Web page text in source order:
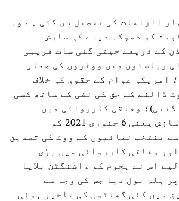
الزامات کی تفصیل دی گئی ہے وہ
کو دھوکہ دینے کی سازش
کے ذریعے جیتی گئی سات قریبی
ریاستوں میں ووٹروں کی جعلی
امریکی عوام کے حقوق کی خلاف
ڈالنے کے حق کی نفی کے ساتھ کسی
گنتی)؛ وفاقی کارروائی میں
رکاوٹ ڈالنے کی سازش یعنی 6 جنوری 2021 کو
منتخب نمائیوں کے ووٹ کی تصدیق
وفاقی کارروائی میں بڑی
اس نے ہجوم کو واشنگٹن بلایا
ہلہ بول دیا جس کی وجہ سے
میں کئی گھنٹوں کی تاخیر ہوئی۔